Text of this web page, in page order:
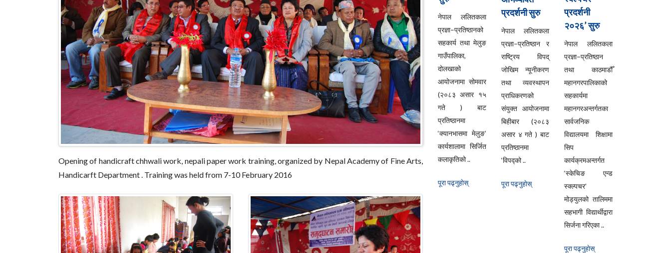
Opening of handicraft chhwali work, nepali paper work training, organized by Nepal Academy of Fine Arts,
Handicarft Department . Training was held from 7-10 February 2016
नेपाल ललितकला
प्रज्ञा–प्रतिष्ठानको
सहकार्य तथा मेलुङ
गाउँपालिका,
दोलखाको
आयोजनामा सोमवार
(२०८३ असार १५
गते ) बाट
प्रतिष्ठानमा
‘क्यानभासमा मेलुङ’
कार्यशालामा सिर्जित
कलाकृतिको ..
पूरा पढ्नुहाेस्
प्रदर्शनी सुरु
नेपाल ललितकला
प्रज्ञा–प्रतिष्ठान र
राष्ट्रिय विपद्
जोखिम न्यूनीकरण
तथा व्यवस्थापन
प्राधिकरणको
संयुक्त आयोजनामा
बिहीबार (२०८३
असार ४ गते ) बाट
प्रतिष्ठानमा
‘विपद्को ..
पूरा पढ्नुहाेस्
प्रदर्शनी
२०२६’ सुरु
नेपाल ललितकला
प्रज्ञा–प्रतिष्ठान
तथा काठमाडौँ
महानगरपालिकाको
सहकार्यमा
महानगरअन्तर्गतका
सार्वजनिक
विद्यालयमा शिक्षामा
सिप
कार्यक्रमअन्तर्गत
‘स्केचिङ एन्ड
स्क्ल्पचर’
मोड्युलको तालिममा
सहभागी विद्यार्थीद्वारा
सिर्जना गरिएका ..
पूरा पढ्नुहाेस्